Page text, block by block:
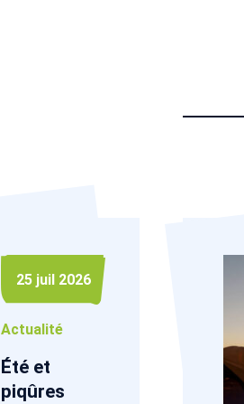
25 juil 2026
Actualité
Été et
piqûres